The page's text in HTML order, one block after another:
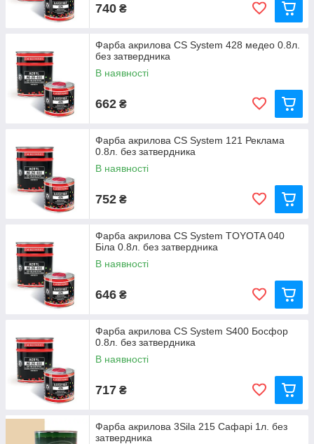
740 ₴
Фарба акрилова CS System 428 медео 0.8л.
без затвердника
В наявності
662 ₴
Фарба акрилова CS System 121 Реклама
0.8л. без затвердника
В наявності
752 ₴
Фарба акрилова CS System TOYOTA 040
Біла 0.8л. без затвердника
В наявності
646 ₴
Фарба акрилова CS System S400 Босфор
0.8л. без затвердника
В наявності
717 ₴
Фарба акрилова 3Sila 215 Сафарі 1л. без
затвердника